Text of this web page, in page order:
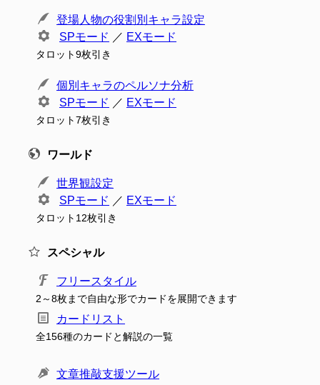
登場人物の役割別キャラ設定
SPモード ／ EXモード
タロット9枚引き
個別キャラのペルソナ分析
SPモード ／ EXモード
タロット7枚引き
ワールド
世界観設定
SPモード ／ EXモード
タロット12枚引き
スペシャル
フリースタイル
2～8枚まで自由な形でカードを展開できます
カードリスト
全156種のカードと解説の一覧
文章推敲支援ツール